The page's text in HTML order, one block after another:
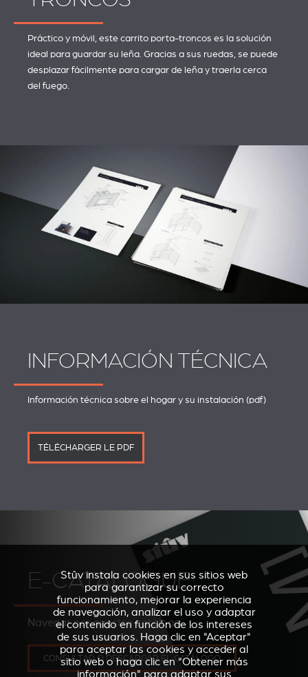
Práctico y móvil, este carrito porta-troncos es la solución
ideal para guardar su leña. Gracias a sus ruedas, se puede
desplazar fácilmente para cargar de leña y traerla cerca
del fuego.
INFORMACIÓN TÉCNICA
Información técnica sobre el hogar y su instalación (pdf)
TÉLÉCHARGER LE PDF
E-CATALOGUE
Navegar por nuestro catálogo
CONSULTAR O DESCARGAR EL CATÁLOGO
Stûv instala cookies en sus sitios web
para garantizar su correcto
funcionamiento, mejorar la experiencia
de navegación, analizar el uso y adaptar
el contenido en función de los intereses
de sus usuarios. Haga clic en "Aceptar"
para aceptar las cookies y acceder al
sitio web o haga clic en "Obtener más
información" para adaptar sus